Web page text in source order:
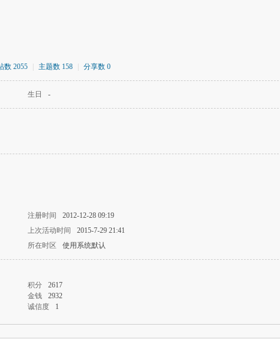
数 2055 主题数 158 分享数 0
生日 -
注册时间
2012-12-28 09:19
上次活动时间
2015-7-29 21:41
所在时区 使用系统默认
积分
2617
金钱
2932
诚信度 1